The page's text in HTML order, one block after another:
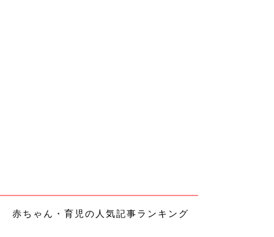
赤ちゃん・育児の人気記事ランキング